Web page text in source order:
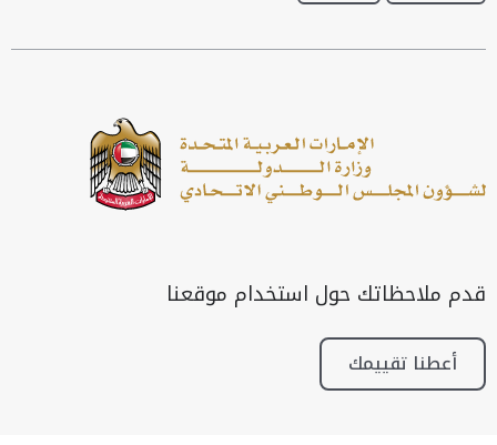
قدم ملاحظاتك حول استخدام موقعنا
أعطنا تقييمك